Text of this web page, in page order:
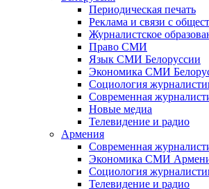
Периодическая печать
Реклама и связи с
Журналистское
Право СМИ
Язык СМИ Белоруссии
Экономика СМИ
Социология
Современная
Новые медиа
Телевидение и радио
Армения
Современная
Экономика СМИ
Социология
Телевидение и радио